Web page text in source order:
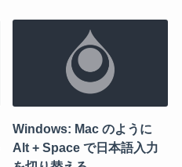
Windows: Mac のように
Alt + Space で日本語入力